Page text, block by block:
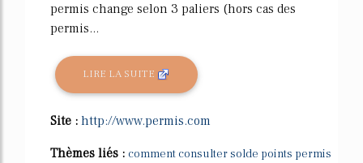
permis change selon 3 paliers (hors cas des
permis...
LIRE LA SUITE
Site : http://www.permis.com
Thèmes liés : comment consulter solde points permis